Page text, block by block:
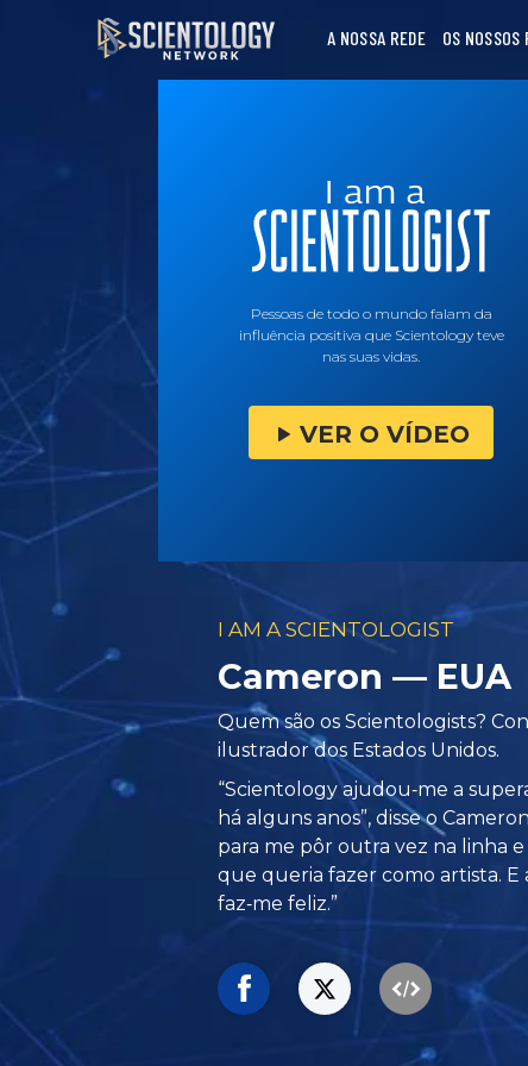
A NOSSA REDE OS NOSSOS
Pessoas de todo o mundo falam da
influência positiva que Scientology teve
nas suas vidas.
VER O VÍDEO
I AM A SCIENTOLOGIST
Cameron — EUA
Quem são os Scientologists?
ilustrador dos Estados Unidos.
“Scientology ajudou‑me a
há alguns anos”, disse o
para me pôr outra vez na linha
que queria fazer como artista. E
faz‑me feliz.”